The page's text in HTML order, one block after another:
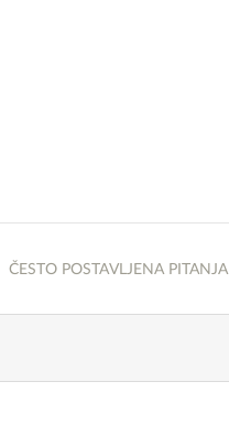
ČESTO POSTAVLJENA PITANJA